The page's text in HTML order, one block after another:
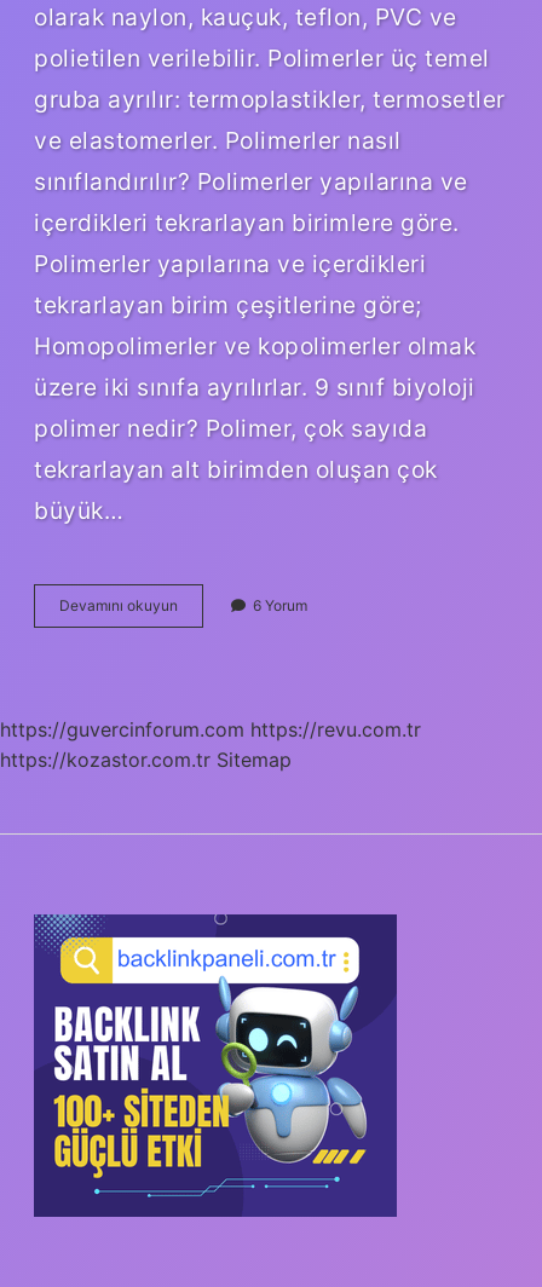
olarak naylon, kauçuk, teflon, PVC ve
polietilen verilebilir. Polimerler üç temel
gruba ayrılır: termoplastikler, termosetler
ve elastomerler. Polimerler nasıl
sınıflandırılır? Polimerler yapılarına ve
içerdikleri tekrarlayan birimlere göre.
Polimerler yapılarına ve içerdikleri
tekrarlayan birim çeşitlerine göre;
Homopolimerler ve kopolimerler olmak
üzere iki sınıfa ayrılırlar. 9 sınıf biyoloji
polimer nedir? Polimer, çok sayıda
tekrarlayan alt birimden oluşan çok
büyük…
Devamını okuyun
Cesitleri
6 Yorum
https://guvercinforum.com https://revu.com.tr
https://kozastor.com.tr Sitemap
SIDEBAR